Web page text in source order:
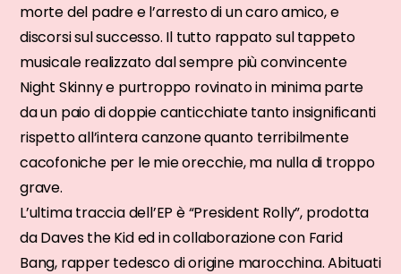
morte del padre e l’arresto di un caro amico, e
discorsi sul successo. Il tutto rappato sul tappeto
musicale realizzato dal sempre più convincente
Night Skinny e purtroppo rovinato in minima parte
da un paio di doppie canticchiate tanto insignificanti
rispetto all’intera canzone quanto terribilmente
cacofoniche per le mie orecchie, ma nulla di troppo
grave.
L’ultima traccia dell’EP è “President Rolly”, prodotta
da Daves the Kid ed in collaborazione con Farid
Bang, rapper tedesco di origine marocchina. Abituati